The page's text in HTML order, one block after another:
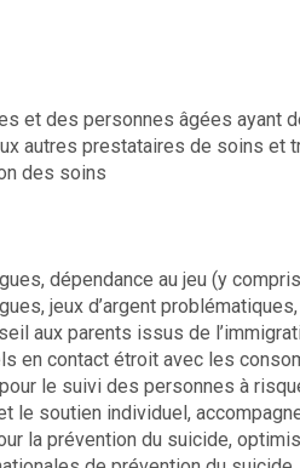
et des personnes âgées ayant
autres prestataires de soins et
des soins
dépendance au jeu (y
jeux d’argent
aux parents issus de
en contact étroit avec les
le suivi des personnes à
le soutien individuel,
la prévention du suicide,